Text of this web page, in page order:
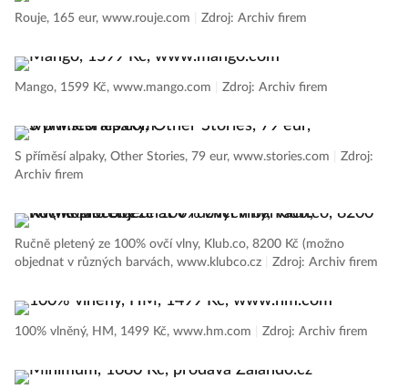
Rouje, 165 eur, www.rouje.com Zdroj: Archiv firem
Mango, 1599 Kč, www.mango.com Zdroj: Archiv firem
S příměsí alpaky, Other Stories, 79 eur, www.stories.com
Zdroj:
Archiv firem
Ručně pletený ze 100% ovčí vlny, Klub.co, 8200 Kč (možno
objednat v různých barvách, www.klubco.cz
Zdroj: Archiv firem
100% vlněný, HM, 1499 Kč, www.hm.com Zdroj: Archiv firem